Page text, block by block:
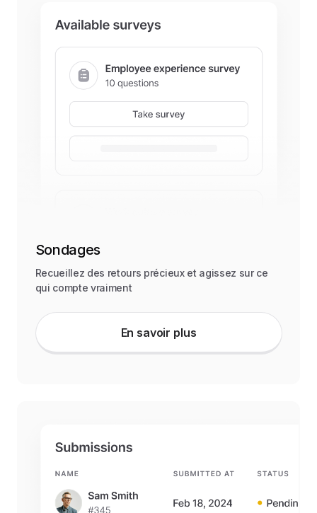
Sondages
Recueillez des retours précieux et agissez sur ce
qui compte vraiment
En savoir plus